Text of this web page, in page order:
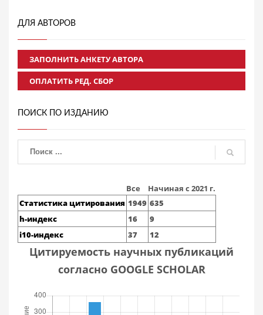
ДЛЯ АВТОРОВ
ЗАПОЛНИТЬ АНКЕТУ АВТОРА
ОПЛАТИТЬ РЕД. СБОР
ПОИСК ПО ИЗДАНИЮ
Все
Начиная с 2021 г.
Статистика цитирования 1949 635
h-индекс
16
9
i10-индекс
37 12
Цитируемость научных публикаций
согласно GOOGLE SCHOLAR